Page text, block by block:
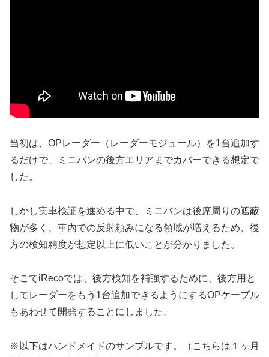
当初は、OPレーダー（レーダーモジュール）を1台追加す
るだけで、ミニバンの後方エリアまでカバーできる想定で
した。
しかし実車検証を進める中で、ミニバンは後席周りの遮蔽
物が多く、車内での反射頼みになる領域が増えるため、後
方の検知精度が想定以上に低いことが分かりました。
そこでiRecoでは、後方検知を補強するために、後方用と
してレーダーをもう1台追加できるようにするOPケーブル
もあわせて開発することにしました。
※以下はハンドメイドのサンプルです。（こちらは１ヶ月